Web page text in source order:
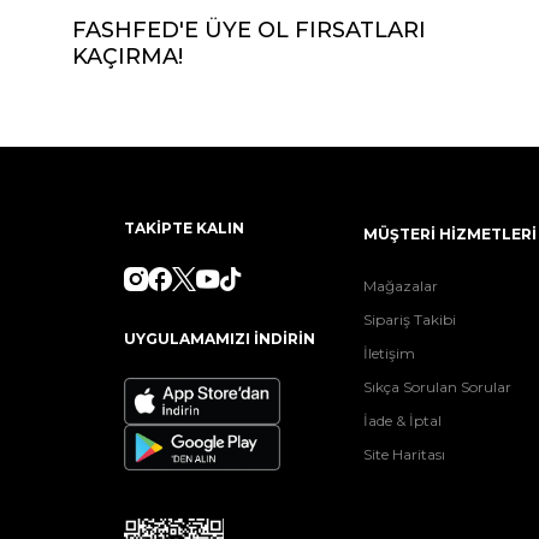
FASHFED'E ÜYE OL FIRSATLARI
KAÇIRMA!
TAKİPTE KALIN
UYGULAMAMIZI İNDİRİN
MÜŞTERİ HİZMETLERİ
Mağazalar
Sipariş Takibi
İletişim
Sıkça Sorulan Sorular
İade & İptal
Site Haritası